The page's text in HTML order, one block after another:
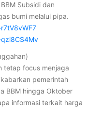
Subsidi dan
bumi melalui pipa.
tetap focus menjaga
pemerintah
BBM hingga Oktober
informasi terkait harga